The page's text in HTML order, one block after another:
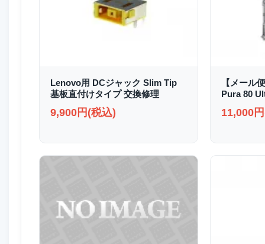
Lenovo用 DCジャック Slim Tip
基板直付けタイプ 交換修理
9,900円(税込)
【メール
Pura 80
11,000